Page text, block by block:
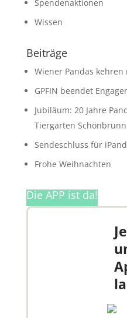
Spendenaktionen
Wissen
Beiträge
Wiener Pandas
GPFIN beendet
Jubiläum: 20 Jahre
Tiergarten Schönbrunn
Sendeschluss für
Frohe Weihnachten
Die APP ist da!